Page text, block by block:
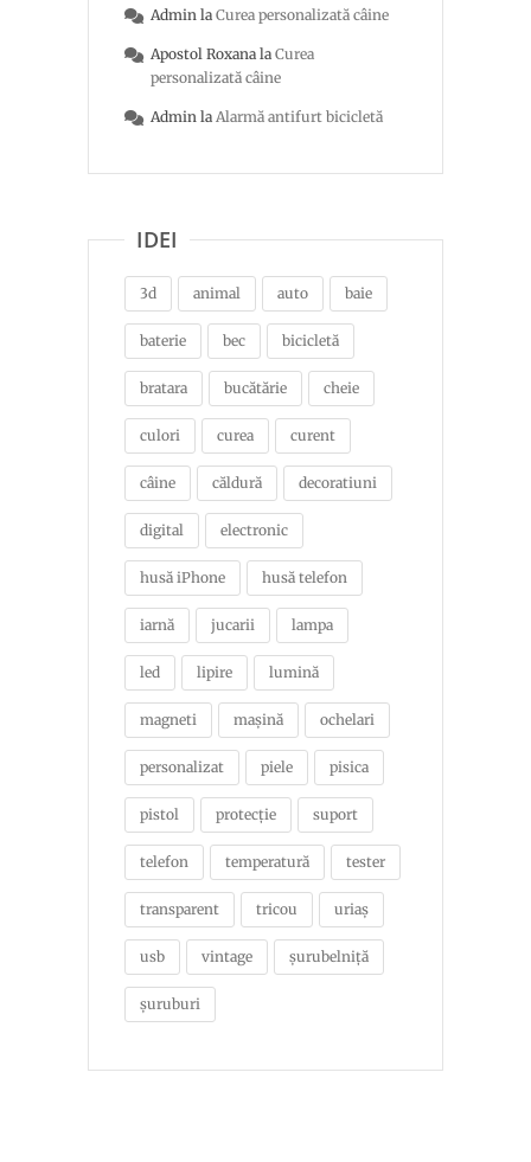
Admin la Curea personalizată câine
Apostol Roxana la Curea
personalizată câine
Admin la Alarmă antifurt bicicletă
IDEI
3d animal auto baie
baterie bec bicicletă
bratara bucătărie cheie
culori curea curent
câine căldură decoratiuni
digital electronic
husă iPhone husă telefon
iarnă jucarii lampa
led lipire lumină
magneti mașină ochelari
personalizat piele pisica
pistol protecție suport
telefon temperatură tester
transparent tricou uriaș
usb vintage șurubelniță
șuruburi